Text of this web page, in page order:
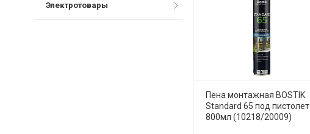
Пена монтажная BOSTIK
Standard 65 под пистолет
800мл (10218/20009)
Электротовары